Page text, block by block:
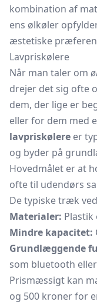
kombination af
ens ølkøler
æstetiske
Lavpriskølere
Når man taler om
drejer det sig ofte
dem, der lige er
eller for dem med
lavpriskølere er
og byder på
Hovedmålet er at
ofte til udendørs
De typiske træk
Materialer: Plastik
Mindre kapacitet:
Grundlæggende
som bluetooth
Prismæssigt kan
og 500 kroner for